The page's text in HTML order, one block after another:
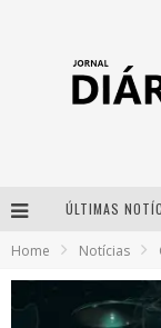
ÚLTIMAS
Home Notícias